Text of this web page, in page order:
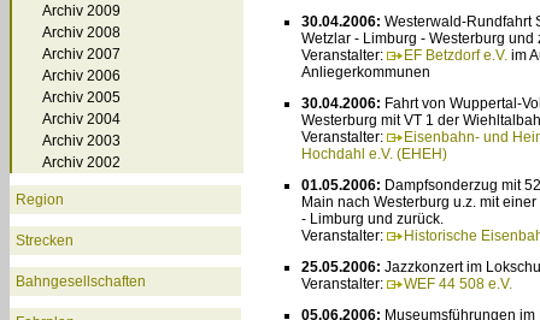
Archiv 2009
Archiv 2008
Archiv 2007
Archiv 2006
Archiv 2005
Archiv 2004
Archiv 2003
Archiv 2002
Region
Strecken
Bahngesellschaften
30.04.2006: Westerwald-Rundfahrt
Wetzlar - Limburg - Westerburg und
Veranstalter:
EF Betzdorf e.V. im
Anliegerkommunen
30.04.2006: Fahrt von Wuppertal-
Westerburg mit VT 1 der
Veranstalter:
Eisenbahn- und
Hochdahl e.V. (EHEH)
01.05.2006: Dampfsonderzug mit
Main nach Westerburg u.z. mit
- Limburg und zurück.
Veranstalter:
Historische
25.05.2006: Jazzkonzert im
Veranstalter:
WEF 44 508 e.V.
05.06.2006: Museumsführungen